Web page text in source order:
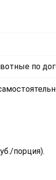
по
порция).